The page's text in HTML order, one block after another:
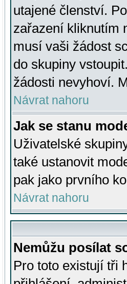
utajené členství.
zařazení kliknutím
musí vaši žádost
do skupiny
žádosti nevyhoví.
Návrat nahoru
Jak se stanu
Uživatelské
také ustanovit
pak jako prvního
Návrat nahoru
Nemůžu posílat
Pro toto existují tři